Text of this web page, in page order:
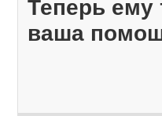
Теперь ему
ваша